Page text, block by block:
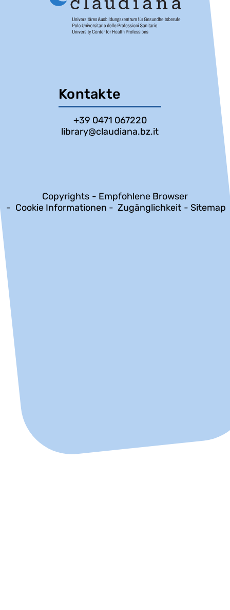
Kontakte
+39 0471 067220
library@claudiana.bz.it
Copyrights
Empfohlene Browser
Cookie Informationen
Zugänglichkeit Sitemap